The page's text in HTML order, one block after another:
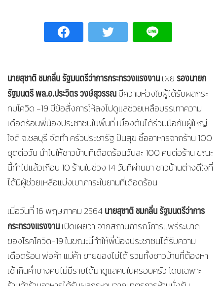
นายสุชาติ ชมกลิ่น รัฐมนตรีว่าการกระทรวงแรงงานเผย รองนายก
รัฐมนตรี พล.อ.ประวิตร วงษ์สุวรรณมีความห่วงใยผู้ได้รับผลกระ
ทบโควิด -19 มีข้อสั่งการให้ลงไปดูแลช่วยเหลือบรรเทาความ
เดือดร้อนพี่น้องประชาชนในพื้นที่ เบื้องต้นได้ร่วมมือกับผู้ใหญ่
ใจดี จ.ชลบุรี จัดทำ ครัวประชารัฐ ปันสุข ซื้ออาหารจากร้าน 100
ชุดต่อวัน นำไปให้ชาวบ้านที่เดือดร้อนวันละ 100 คนต่อร้าน ขณะ
นี้ทำไปแล้วเกือบ 10 ร้านในช่วง 14 วันที่ผ่านมา ชาวบ้านต่างดีใจที่
ได้มีผู้ช่วยเหลือแบ่งเบาภาระในยามที่เดือดร้อน
เมื่อวันที่ 16 พฤษภาคม 2564นายสุชาติ ชมกลิ่น รัฐมนตรีว่าการ
กระทรวงแรงงานเปิดเผยว่า จากสถานการณ์การแพร่ระบาด
ของโรคโควิด-19 ในขณะนี้ทำให้พี่น้องประชาชนได้รับความ
เดือดร้อน พ่อค้า แม่ค้า ขายของไม่ได้ รวมทั้งชาวบ้านที่ต้องหา
เช้ากินค่ำบางคนไม่มีรายได้มาดูแลคนในครอบครัว โดยเฉพาะ